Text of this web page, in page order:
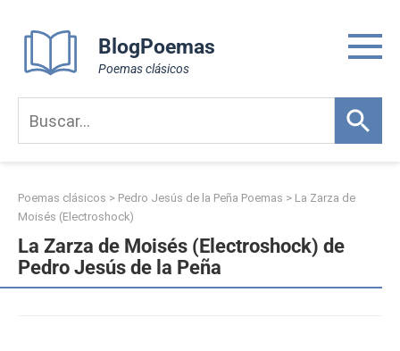
content
BlogPoemas
Poemas clásicos
Poemas clásicos > Pedro Jesús de la Peña Poemas > La Zarza de
Moisés (Electroshock)
La Zarza de Moisés (Electroshock) de
Pedro Jesús de la Peña